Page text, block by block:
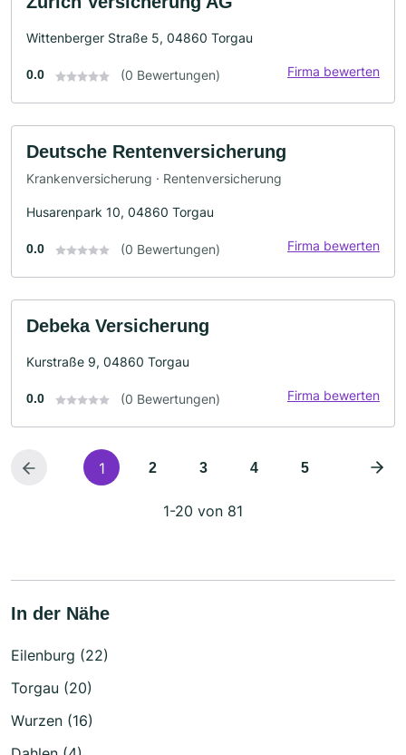
Wittenberger Straße 5, 04860 Torgau
0.0 (0 Bewertungen) Firma bewerten
Deutsche Rentenversicherung
Krankenversicherung · Rentenversicherung
Husarenpark 10, 04860 Torgau
0.0 (0 Bewertungen) Firma bewerten
Debeka Versicherung
Kurstraße 9, 04860 Torgau
0.0 (0 Bewertungen) Firma bewerten
1 2 3 4 5
1-20 von 81
In der Nähe
Eilenburg (22)
Torgau (20)
Wurzen (16)